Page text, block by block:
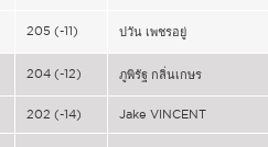
205 (-11) ปวัน เพชรอยู่
204 (-12) ภูพิรัฐ กลิ่นเกษร
202 (-14) Jake VINCENT